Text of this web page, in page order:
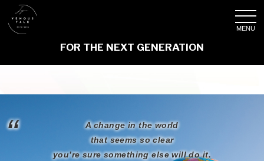
FOR THE NEXT GENERATION
A change in the world
that seems so clear
you’re sure something else will do it.